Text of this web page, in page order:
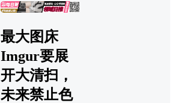
广告
最大图床
Imgur要展
开大清扫，
未来禁止色